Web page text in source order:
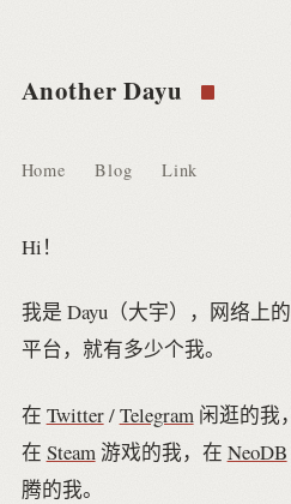
Another Dayu
Home Blog Link
Hi！
我是 Dayu（大宇），网络上
平台，就有多少个我。
在 Twitter/Telegram闲逛的我
在 Steam游戏的我，在 NeoDB
腾的我。